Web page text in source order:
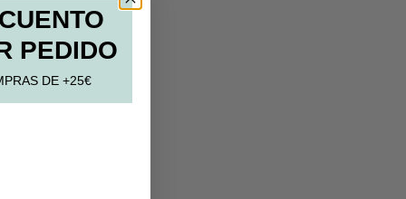
PEDIDO
DE +25€